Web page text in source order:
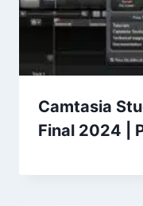
Camtasia
Final 2024 |